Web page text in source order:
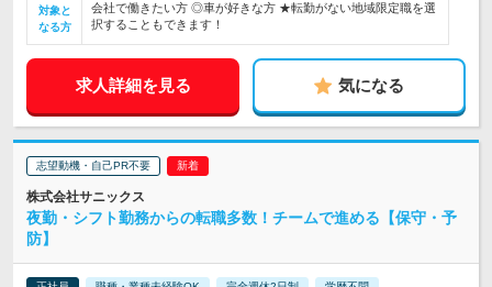
対象と
なる方
会社で働きたい方 ◎車が好きな方 ★転勤がない地域限定職を選
択することもできます！
求人詳細を見る 気になる
志望動機・自己PR不要
株式会社サニックス
夜勤・シフト勤務からの転職多数！チームで進める【保守・予
防】